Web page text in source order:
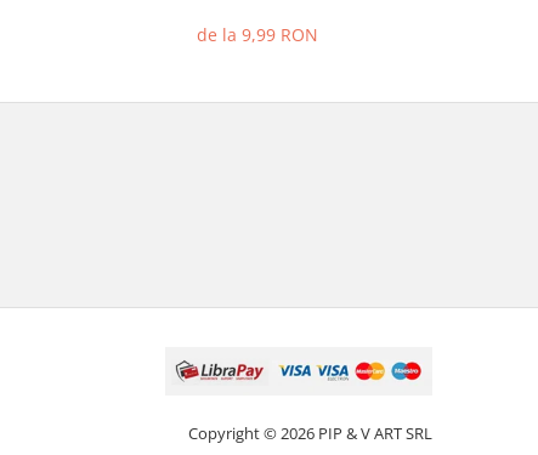
de la 9,99 RON
Copyright © 2026 PIP & V ART SRL